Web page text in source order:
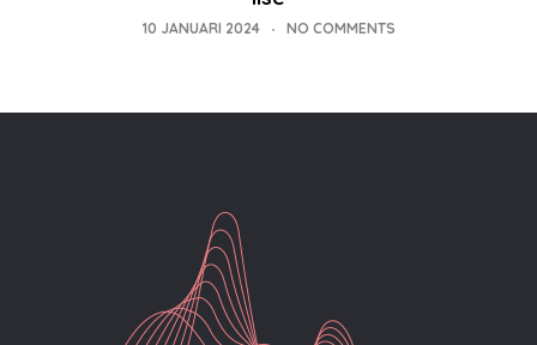
10 JANUARI 2024 NO COMMENTS